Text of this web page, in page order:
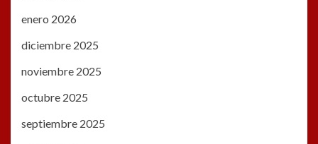
enero 2026
diciembre 2025
noviembre 2025
octubre 2025
septiembre 2025